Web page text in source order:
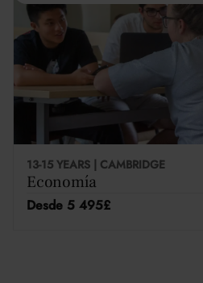
13-15 YEARS | CAMBRIDGE
Economía
Desde 5 495£